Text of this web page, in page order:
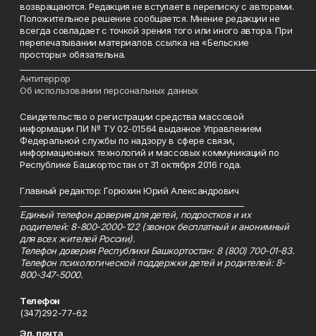
возвращаются. Редакция не вступает в переписку с авторами.
Положительное решение сообщается. Мнение редакции не
всегда совпадает с точкой зрения того или иного автора. При
перепечатывании материалов ссылка на «Бельские
просторы» обязательна.
Антитеррор
Об использовании персональных данных
Свидетельство о регистрации средства массовой
информации ПИ № ТУ 02-01564 выданное Управлением
Федеральной службы по надзору в сфере связи,
информационных технологий и массовых коммуникаций по
Республике Башкортостан от 31 октября 2016 года.
Главный редактор: Горюхин Юрий Александрович
Единый телефон доверия для детей, подростков и их
родителей: 8-800-2000-122 (звонок бесплатный и анонимный
для всех жителей России).
Телефон доверия Республики Башкортостан: 8 (800) 700-01-83.
Телефон психологической поддержки детей и родителей: 8-
800-347-5000.
Телефон
(347)292-77-62
Эл. почта